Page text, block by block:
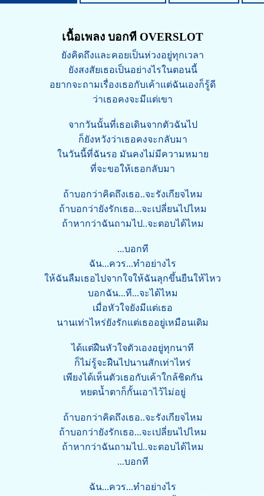
เนื้อเพลง บอกที OVERSLOT
ยังคิดถึงและคอยเป็นห่วงอยู่ทุกเวลา
ยังสงสัยเธอเป็นอย่างไรในตอนนี้
อยากจะถามเรื่องเธอกับเค้าแต่ฉันเองก็รู้ดี
ว่าเธอคงจะมีแต่เขา
จากวันนั้นที่เธอเดินจากตัวฉันไป
ก็ยังหวังว่าเธอคงจะกลับมา
ในวันนี้ที่ฉันรอ มันคงไม่มีความหมาย
ที่จะขอให้เธอกลับมา
ถ้าบอกว่าคิดถึงเธอ..จะรังเกียจไหม
ถ้าบอกว่ายังรักเธอ...จะเปลี่ยนไปไหม
ถ้าหากว่าฉันถามไป..จะตอบได้ไหม
...บอกที
ฉัน...ควร...ทำอย่างไร
ให้ฉันลืมเธอไปจากใจให้ฉันลุกขึ้นยืนให้ไหว
บอกฉัน...ที...จะได้ไหม
เมื่อหัวใจยังมีแต่เธอ
นานเท่าไหร่ยังรักแต่เธออยู่เหมือนเดิม
ได้แต่ฝืนหัวใจตัวเองอยู่ทุกนาที
ก็ไม่รู้จะฝืนไปนานสักเท่าไหร่
เพียงได้เห็นตัวเธอกับเค้าใกล้ชิดกัน
หยดน้ำตาก็กั้นเอาไว้ไม่อยู่
ถ้าบอกว่าคิดถึงเธอ..จะรังเกียจไหม
ถ้าบอกว่ายังรักเธอ...จะเปลี่ยนไปไหม
ถ้าหากว่าฉันถามไป..จะตอบได้ไหม
...บอกที
ฉัน...ควร...ทำอย่างไร